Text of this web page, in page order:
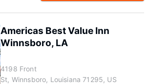
Americas Best Value Inn
Winnsboro, LA
4198 Front
St, Winnsboro, Louisiana 71295, US